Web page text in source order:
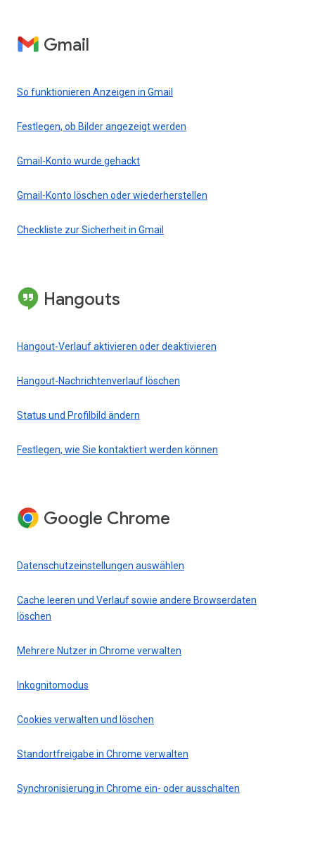
Gmail
So funktionieren Anzeigen in Gmail
Festlegen, ob Bilder angezeigt werden
Gmail-Konto wurde gehackt
Gmail-Konto löschen oder wiederherstellen
Checkliste zur Sicherheit in Gmail
Hangouts
Hangout-Verlauf aktivieren oder deaktivieren
Hangout-Nachrichtenverlauf löschen
Status und Profilbild ändern
Festlegen, wie Sie kontaktiert werden können
Google Chrome
Datenschutzeinstellungen auswählen
Cache leeren und Verlauf sowie andere Browserdaten
löschen
Mehrere Nutzer in Chrome verwalten
Inkognitomodus
Cookies verwalten und löschen
Standortfreigabe in Chrome verwalten
Synchronisierung in Chrome ein- oder ausschalten